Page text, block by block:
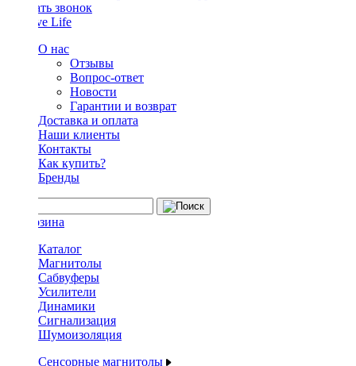
Заказать звонок
О нас
Отзывы
Вопрос-ответ
Новости
Гарантии и возврат
Доставка и оплата
Наши клиенты
Контакты
Как купить?
Бренды
Каталог
Магнитолы
Сабвуферы
Усилители
Динамики
Сигнализация
Шумоизоляция
Сенсорные магнитолы